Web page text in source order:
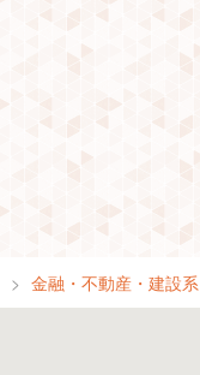
金融・不動産・建設系